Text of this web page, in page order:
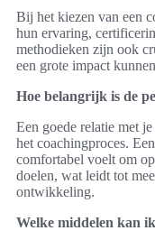
Bij het kiezen van een
hun ervaring,
methodieken zijn ook
een grote impact
Hoe belangrijk is de
Een goede relatie met
het coachingproces.
comfortabel voelt om
doelen, wat leidt tot
ontwikkeling.
Welke middelen kan